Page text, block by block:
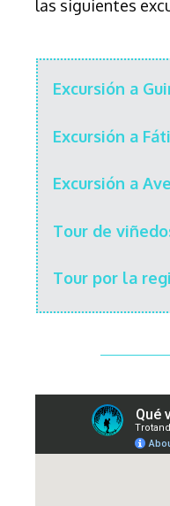
las siguientes
Excursión a
Excursión a
Excursión a
Tour de
Tour por la